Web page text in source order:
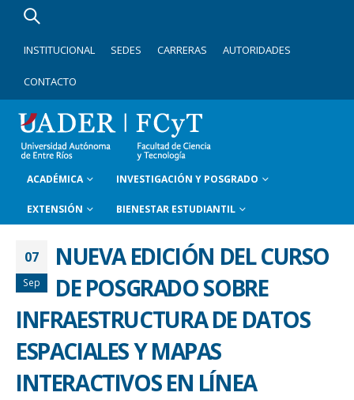
INSTITUCIONAL SEDES CARRERAS AUTORIDADES
CONTACTO
ACADÉMICA INVESTIGACIÓN Y POSGRADO
EXTENSIÓN BIENESTAR ESTUDIANTIL
07
Sep
NUEVA EDICIÓN DEL CURSO
DE POSGRADO SOBRE
INFRAESTRUCTURA DE DATOS
ESPACIALES Y MAPAS
INTERACTIVOS EN LÍNEA